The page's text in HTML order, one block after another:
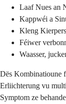
Laaf Nues an
Kappwéi a
Kleng
Féiwer
Waasser,
Dës Kombinatioune
Erliichterung vu
Symptom ze